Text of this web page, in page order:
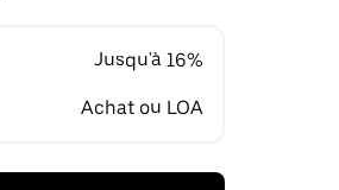
Jusqu'à 16%
Achat ou LOA